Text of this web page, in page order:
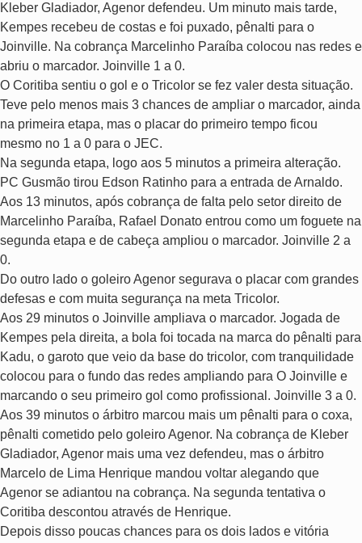
Kleber Gladiador, Agenor defendeu. Um minuto mais tarde,
Kempes recebeu de costas e foi puxado, pênalti para o
Joinville. Na cobrança Marcelinho Paraíba colocou nas redes e
abriu o marcador. Joinville 1 a 0.
O Coritiba sentiu o gol e o Tricolor se fez valer desta situação.
Teve pelo menos mais 3 chances de ampliar o marcador, ainda
na primeira etapa, mas o placar do primeiro tempo ficou
mesmo no 1 a 0 para o JEC.
Na segunda etapa, logo aos 5 minutos a primeira alteração.
PC Gusmão tirou Edson Ratinho para a entrada de Arnaldo.
Aos 13 minutos, após cobrança de falta pelo setor direito de
Marcelinho Paraíba, Rafael Donato entrou como um foguete na
segunda etapa e de cabeça ampliou o marcador. Joinville 2 a
0.
Do outro lado o goleiro Agenor segurava o placar com grandes
defesas e com muita segurança na meta Tricolor.
Aos 29 minutos o Joinville ampliava o marcador. Jogada de
Kempes pela direita, a bola foi tocada na marca do pênalti para
Kadu, o garoto que veio da base do tricolor, com tranquilidade
colocou para o fundo das redes ampliando para O Joinville e
marcando o seu primeiro gol como profissional. Joinville 3 a 0.
Aos 39 minutos o árbitro marcou mais um pênalti para o coxa,
pênalti cometido pelo goleiro Agenor. Na cobrança de Kleber
Gladiador, Agenor mais uma vez defendeu, mas o árbitro
Marcelo de Lima Henrique mandou voltar alegando que
Agenor se adiantou na cobrança. Na segunda tentativa o
Coritiba descontou através de Henrique.
Depois disso poucas chances para os dois lados e vitória